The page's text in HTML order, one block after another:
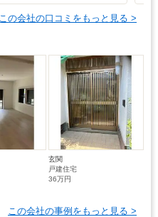
この会社の口コミをもっと見る >
玄関
戸建住宅
36万円
この会社の事例をもっと見る >